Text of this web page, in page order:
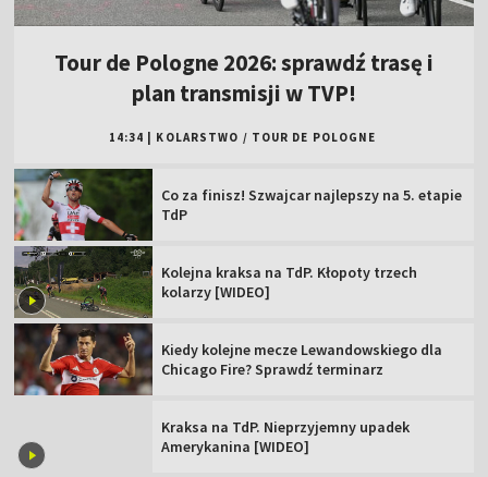
Tour de Pologne 2026: sprawdź trasę i
plan transmisji w TVP!
14:34 KOLARSTWO / TOUR DE POLOGNE
Co za finisz! Szwajcar najlepszy na 5. etapie
TdP
Kolejna kraksa na TdP. Kłopoty trzech
kolarzy [WIDEO]
Kiedy kolejne mecze Lewandowskiego dla
Chicago Fire? Sprawdź terminarz
Kraksa na TdP. Nieprzyjemny upadek
Amerykanina [WIDEO]